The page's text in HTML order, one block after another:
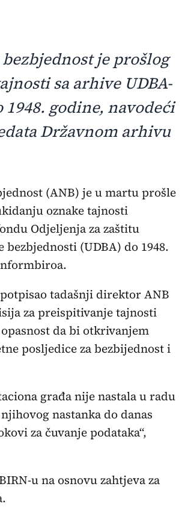
je prošlog
sa arhive UDBA-
1948. godine, navodeći
Državnom arhivu
(ANB) je u martu prošle
oznake tajnosti
Odjeljenja za zaštitu
(UDBA) do 1948.
tadašnji direktor ANB
za preispitivanje tajnosti
da bi otkrivanjem
posljedice za bezbijednost i
građa nije nastala u radu
nastanka do danas
za čuvanje podataka“,
u na osnovu zahtjeva za